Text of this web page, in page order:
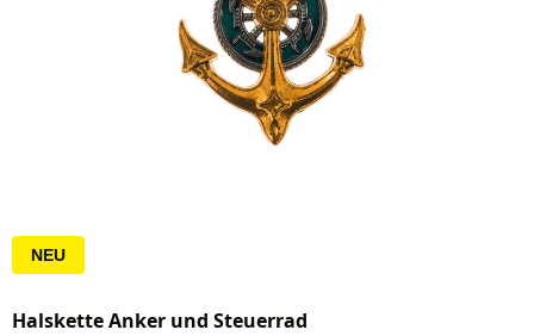
NEU
Halskette Anker und Steuerrad